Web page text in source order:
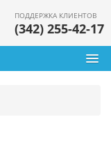
ПОДДЕРЖКА КЛИЕНТОВ
(342) 255-42-17